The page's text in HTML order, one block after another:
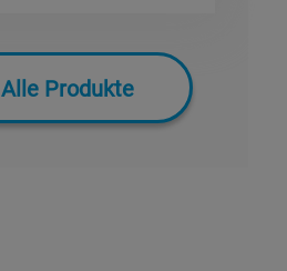
Alle Produkte